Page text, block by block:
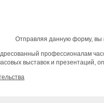
Отправляя данную форму, вы
профессионалам
выставок и